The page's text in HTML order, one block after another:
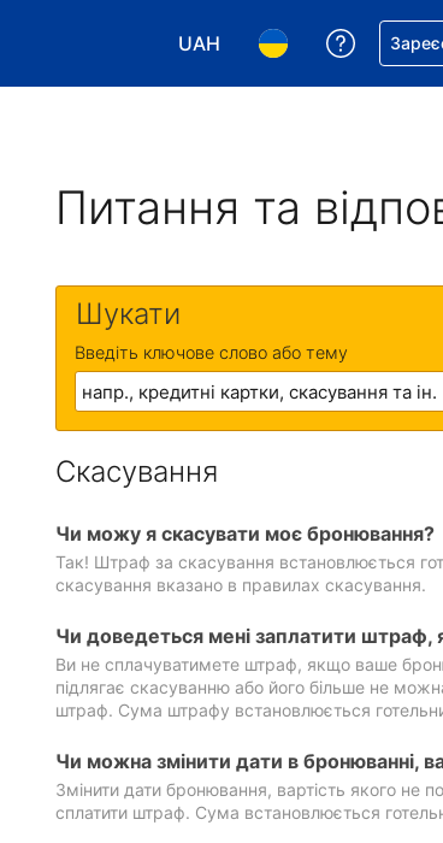
UAH
Виберіть валюту. Ваша
Виберіть мову.
Питання та
Шукати
Введіть ключове слово або тему
Скасування
Чи можу я скасувати моє бронювання?
Так! Штраф за скасування встановлюється
скасування вказано в правилах скасування.
Чи доведеться мені заплатити штраф,
Ви не сплачуватимете штраф, якщо ваше
підлягає скасуванню або його більше не
штраф. Сума штрафу встановлюється
Чи можна змінити дати в бронюванні,
Змінити дати бронювання, вартість якого не
сплатити штраф. Сума встановлюється